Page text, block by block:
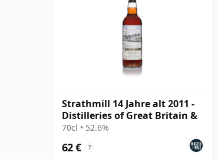
Strathmill 14 Jahre alt 2011 -
Distilleries of Great Britain &
70cl • 52.6%
62 € ?